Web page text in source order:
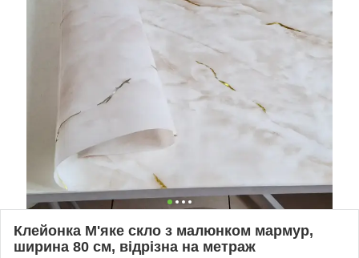
Клейонка М'яке скло з малюнком мармур,
ширина 80 см, відрізна на метраж